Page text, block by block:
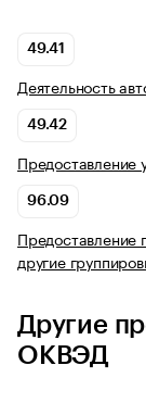
49.41
Деятельность
49.42
Предоставление
96.09
Предоставление
другие
Другие
ОКВЭД